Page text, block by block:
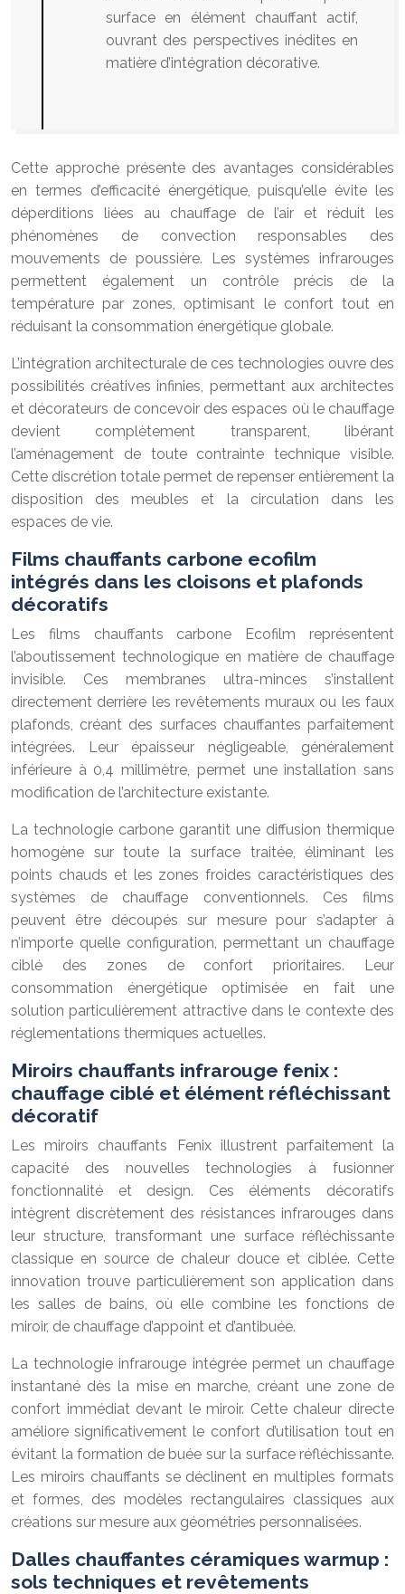
surface en élément chauffant actif,
ouvrant des perspectives inédites en
matière d’intégration décorative.
Cette approche présente des avantages considérables
en termes d’efficacité énergétique, puisqu’elle évite les
déperditions liées au chauffage de l’air et réduit les
phénomènes de convection responsables des
mouvements de poussière. Les systèmes infrarouges
permettent également un contrôle précis de la
température par zones, optimisant le confort tout en
réduisant la consommation énergétique globale.
L’intégration architecturale de ces technologies ouvre des
possibilités créatives infinies, permettant aux architectes
et décorateurs de concevoir des espaces où le chauffage
devient complètement transparent, libérant
l’aménagement de toute contrainte technique visible.
Cette discrétion totale permet de repenser entièrement la
disposition des meubles et la circulation dans les
espaces de vie.
Films chauffants carbone ecofilm
intégrés dans les cloisons et plafonds
décoratifs
Les films chauffants carbone Ecofilm représentent
l’aboutissement technologique en matière de chauffage
invisible. Ces membranes ultra-minces s’installent
directement derrière les revêtements muraux ou les faux
plafonds, créant des surfaces chauffantes parfaitement
intégrées. Leur épaisseur négligeable, généralement
inférieure à 0,4 millimètre, permet une installation sans
modification de l’architecture existante.
La technologie carbone garantit une diffusion thermique
homogène sur toute la surface traitée, éliminant les
points chauds et les zones froides caractéristiques des
systèmes de chauffage conventionnels. Ces films
peuvent être découpés sur mesure pour s’adapter à
n’importe quelle configuration, permettant un chauffage
ciblé des zones de confort prioritaires. Leur
consommation énergétique optimisée en fait une
solution particulièrement attractive dans le contexte des
réglementations thermiques actuelles.
Miroirs chauffants infrarouge fenix :
chauffage ciblé et élément réfléchissant
décoratif
Les miroirs chauffants Fenix illustrent parfaitement la
capacité des nouvelles technologies à fusionner
fonctionnalité et design. Ces éléments décoratifs
intègrent discrètement des résistances infrarouges dans
leur structure, transformant une surface réfléchissante
classique en source de chaleur douce et ciblée. Cette
innovation trouve particulièrement son application dans
les salles de bains, où elle combine les fonctions de
miroir, de chauffage d’appoint et d’antibuée.
La technologie infrarouge intégrée permet un chauffage
instantané dès la mise en marche, créant une zone de
confort immédiat devant le miroir. Cette chaleur directe
améliore significativement le confort d’utilisation tout en
évitant la formation de buée sur la surface réfléchissante.
Les miroirs chauffants se déclinent en multiples formats
et formes, des modèles rectangulaires classiques aux
créations sur mesure aux géométries personnalisées.
Dalles chauffantes céramiques warmup :
sols techniques et revêtements